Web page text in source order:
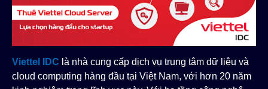
Viettel IDC là nhà cung cấp dịch vụ trung tâm dữ liệu và
cloud computing hàng đầu tại Việt Nam, với hơn 20 năm